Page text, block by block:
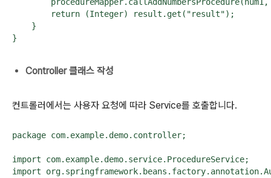
        return (Integer) result.get("result");
    }
}
Controller 클래스 작성
컨트롤러에서는 사용자 요청에 따라 Service를 호출합니다.
package com.example.demo.controller;
import com.example.demo.service.ProcedureService;
import